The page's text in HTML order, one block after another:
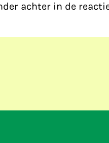
achter in de